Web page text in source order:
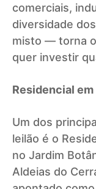
comerciais,
diversidade
misto — torna
quer investir
Residencial
Um dos
leilão é o
no Jardim
Aldeias do